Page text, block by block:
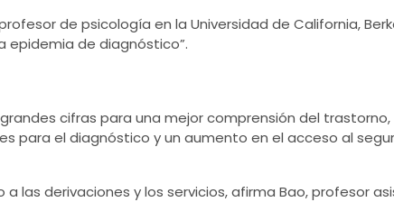
de psicología en la Universidad de California,
epidemia de diagnóstico”.
cifras para una mejor comprensión del
para el diagnóstico y un aumento en el acceso al
las derivaciones y los servicios, afirma Bao, profesor